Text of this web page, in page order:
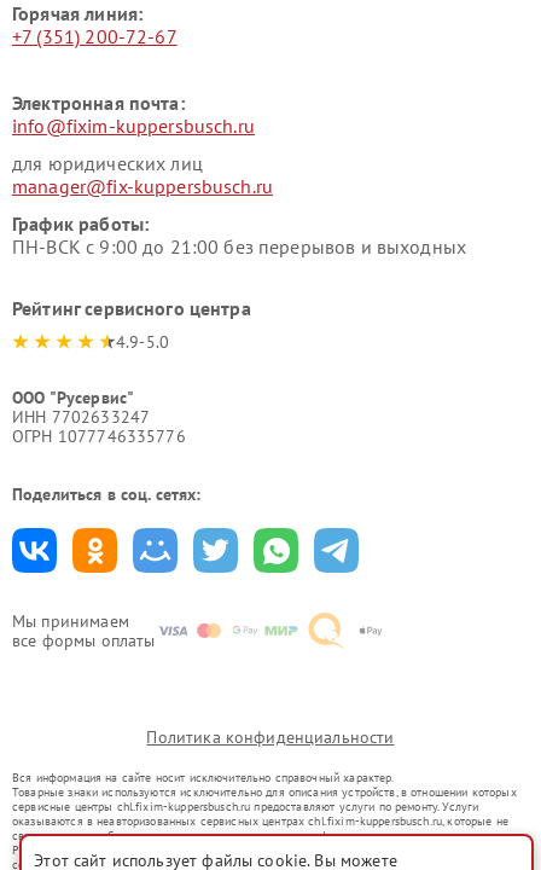
Мы принимаем
все формы оплаты
Горячая линия:
+7 (351) 200-72-67
Электронная почта:
info@fixim-kuppersbusch.ru
для юридических лиц
manager@fix-kuppersbusch.ru
График работы:
ПН-ВСК с 9:00 до 21:00 без перерывов и выходных
Рейтинг сервисного центра
4.9-5.0
ООО "Русервис"
ИНН 7702633247
ОГРН 1077746335776
Поделиться в соц. сетях:
Политика конфиденциальности
Вся информация на сайте носит исключительно справочный характер.
Товарные знаки используются исключительно для описания устройств, в отношении которых
сервисные центры chl.fixim-kuppersbusch.ru предоставляют услуги по ремонту. Услуги
оказываются в неавторизованных сервисных центрах chl.fixim-kuppersbusch.ru, которые не
связаны с правообладателями товарных знаков или их официальными представителями.
Ремонт осуществляется для устройств, уже введенных в гражданский оборот в соответствии
со статьей 1487 ГК РФ.
Этот сайт использует файлы cookie. Вы можете